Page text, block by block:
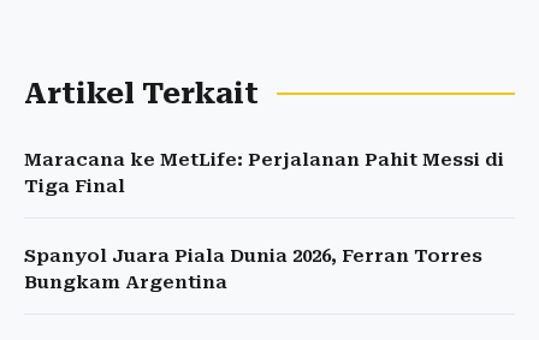
Artikel Terkait
Maracana ke MetLife: Perjalanan Pahit Messi di
Tiga Final
Spanyol Juara Piala Dunia 2026, Ferran Torres
Bungkam Argentina